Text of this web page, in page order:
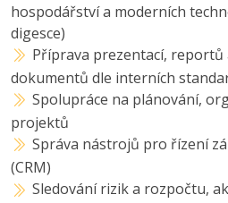
hospodářství a moderních
digesce)
Příprava prezentací, reportů
dokumentů dle interních
Spolupráce na plánování,
projektů
Správa nástrojů pro řízení
(CRM)
Sledování rizik a rozpočtu,